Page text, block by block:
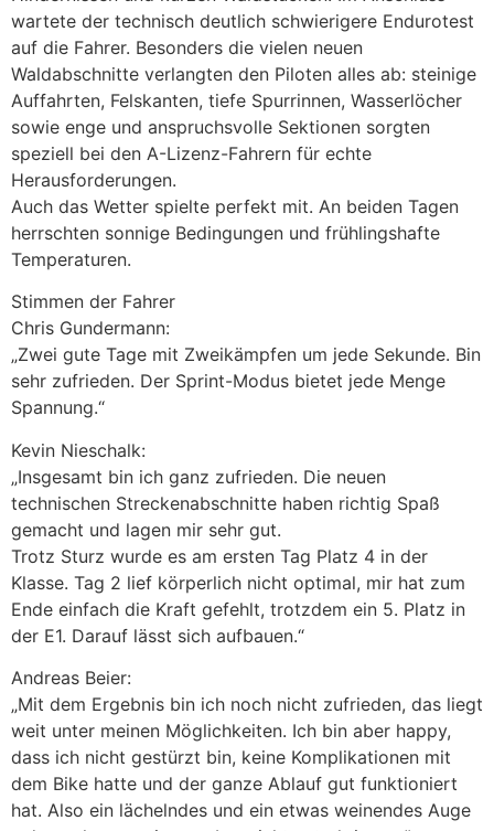
wartete der technisch deutlich schwierigere Endurotest
auf die Fahrer. Besonders die vielen neuen
Waldabschnitte verlangten den Piloten alles ab: steinige
Auffahrten, Felskanten, tiefe Spurrinnen, Wasserlöcher
sowie enge und anspruchsvolle Sektionen sorgten
speziell bei den A-Lizenz-Fahrern für echte
Herausforderungen.
Auch das Wetter spielte perfekt mit. An beiden Tagen
herrschten sonnige Bedingungen und frühlingshafte
Temperaturen.
Stimmen der Fahrer
Chris Gundermann:
„Zwei gute Tage mit Zweikämpfen um jede Sekunde. Bin
sehr zufrieden. Der Sprint-Modus bietet jede Menge
Spannung.“
Kevin Nieschalk:
„Insgesamt bin ich ganz zufrieden. Die neuen
technischen Streckenabschnitte haben richtig Spaß
gemacht und lagen mir sehr gut.
Trotz Sturz wurde es am ersten Tag Platz 4 in der
Klasse. Tag 2 lief körperlich nicht optimal, mir hat zum
Ende einfach die Kraft gefehlt, trotzdem ein 5. Platz in
der E1. Darauf lässt sich aufbauen.“
Andreas Beier:
„Mit dem Ergebnis bin ich noch nicht zufrieden, das liegt
weit unter meinen Möglichkeiten. Ich bin aber happy,
dass ich nicht gestürzt bin, keine Komplikationen mit
dem Bike hatte und der ganze Ablauf gut funktioniert
hat. Also ein lächelndes und ein etwas weinendes Auge